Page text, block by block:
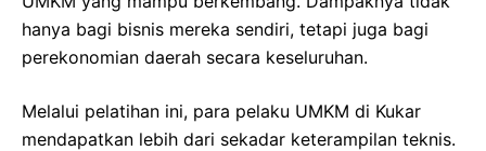
hanya bagi bisnis mereka sendiri, tetapi juga bagi
perekonomian daerah secara keseluruhan.
Melalui pelatihan ini, para pelaku UMKM di Kukar
mendapatkan lebih dari sekadar keterampilan teknis.